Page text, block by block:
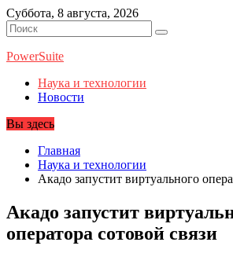
Перейти
к
содержимому
Суббота, 8 августа, 2026
PowerSuite
Наука и технологии
Новости
Вы здесь
Главная
Наука и технологии
Акадо запустит виртуального
Акадо запустит
оператора сотовой связи